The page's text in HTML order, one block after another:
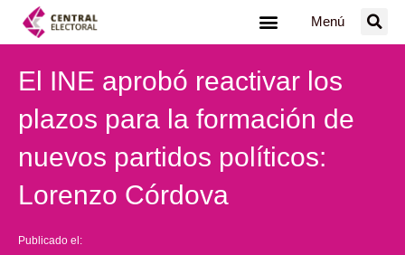
Menú
El INE aprobó reactivar los
plazos para la formación de
nuevos partidos políticos:
Lorenzo Córdova
Publicado el: